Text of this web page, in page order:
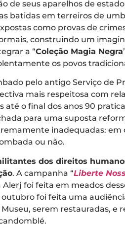
de seus aparelhos de
batidas em terreiros de
como provas de
construindo um
a “Coleção Magia Negra
os povos
pelo antigo Serviço de
mais respeitosa com
até o final dos anos 90
para uma suposta
inadequadas: em
ou não.
dos direitos
. A campanha “Liberte
foi feita em meados
foi feita uma
serem restauradas, e